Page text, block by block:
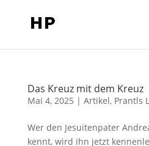
Das Kreuz mit dem Kreuz
Mai 4, 2025 | Artikel, Prantls
Wer den Jesuitenpater
kennt, wird ihn jetzt